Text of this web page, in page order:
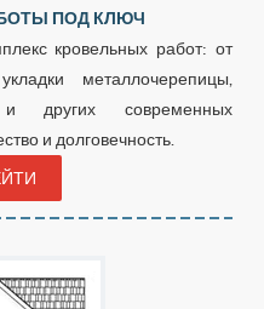
ПОД КЛЮЧ
кровельных работ: от
металлочерепицы,
других современных
и долговечность.